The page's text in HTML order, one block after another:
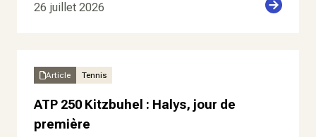
26 juillet 2026
Article Tennis
ATP 250 Kitzbuhel : Halys, jour de
première